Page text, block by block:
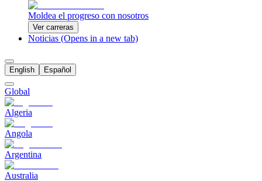
Moldea el progreso con nosotros
Ver carreras
Noticias (Opens in a new tab)
English Español
Global
Algeria
Angola
Argentina
Australia